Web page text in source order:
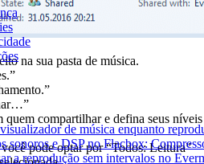
de música enquanto
sonoros e DSP no Flacbox:
a reprodução sem intervalos no
na sua pasta de música.
quem compartilhar e defina seus níveis
pode optar por “Todos: Leitura”